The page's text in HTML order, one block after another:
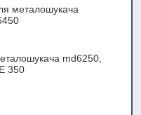
металошукача
md6250,
350